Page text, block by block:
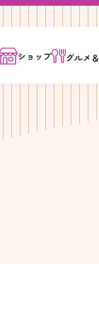
ショップ グルメ＆